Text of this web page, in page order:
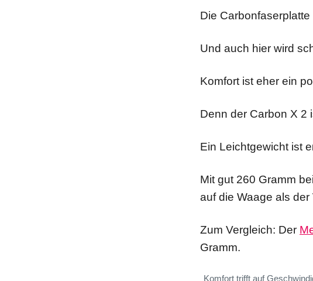
Die
Und auch hier wird
Komfort ist eher ein
Denn der Carbon X 2
Ein Leichtgewicht ist
Mit gut 260 Gramm
auf die Waage als
Zum Vergleich: Der
Gramm.
Komfort trifft auf